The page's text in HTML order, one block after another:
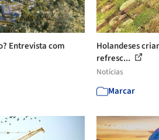
Entrevista com
Holandeses
refresc...
Notícias
Marcar